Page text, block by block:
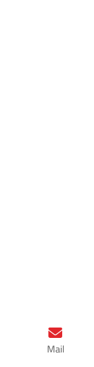
Mail